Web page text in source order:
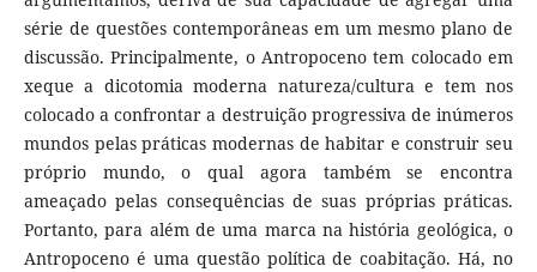
série de questões contemporâneas em um mesmo plano de
discussão. Principalmente, o Antropoceno tem colocado em
xeque a dicotomia moderna natureza/cultura e tem nos
colocado a confrontar a destruição progressiva de inúmeros
mundos pelas práticas modernas de habitar e construir seu
próprio mundo, o qual agora também se encontra
ameaçado pelas consequências de suas próprias práticas.
Portanto, para além de uma marca na história geológica, o
Antropoceno é uma questão política de coabitação. Há, no